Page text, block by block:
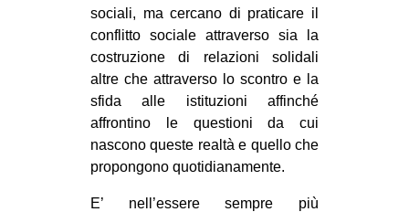
sociali, ma cercano di praticare il
conflitto sociale attraverso sia la
costruzione di relazioni solidali
altre che attraverso lo scontro e la
sfida alle istituzioni affinché
affrontino le questioni da cui
nascono queste realtà e quello che
propongono quotidianamente.
E’ nell’essere sempre più